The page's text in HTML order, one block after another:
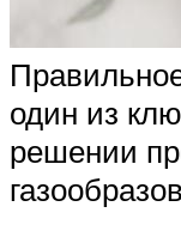
один из
решении